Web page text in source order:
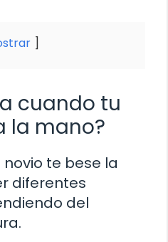
cuando tu
la mano?
te bese la
diferentes
del